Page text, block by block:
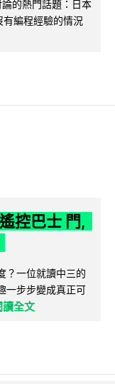
的熱門話題：日本
編程經驗的情況
控巴士 門,
？一位就讀中三的
一步步變成真正可
讀全文